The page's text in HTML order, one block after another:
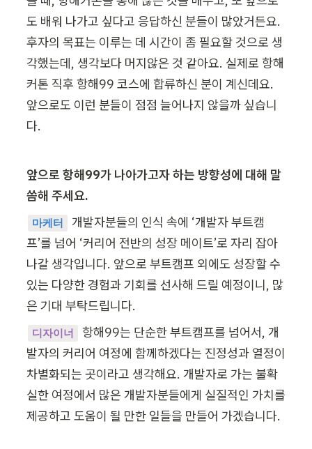
도 배워 나가고 싶다고 응답하신 분들이 많았거든요.
후자의 목표는 이루는 데 시간이 좀 필요할 것으로 생
각했는데, 생각보다 머지않은 것 같아요. 실제로 항해
커톤 직후 항해99 코스에 합류하신 분이 계신데요.
앞으로도 이런 분들이 점점 늘어나지 않을까 싶습니
다.
앞으로 항해99가 나아가고자 하는 방향성에 대해 말
씀해 주세요.
마케터
개발자분들의 인식 속에 ‘개발자 부트캠
프’를 넘어 ‘커리어 전반의 성장 메이트’로 자리 잡아
나갈 생각입니다. 앞으로 부트캠프 외에도 성장할 수
있는 다양한 경험과 기회를 선사해 드릴 예정이니, 많
은 기대 부탁드립니다.
디자이너
항해99는 단순한 부트캠프를 넘어서, 개
발자의 커리어 여정에 함께하겠다는 진정성과 열정이
차별화되는 곳이라고 생각해요. 개발자로 가는 불확
실한 여정에서 많은 개발자분들에게 실질적인 가치를
제공하고 도움이 될 만한 일들을 만들어 가겠습니다.